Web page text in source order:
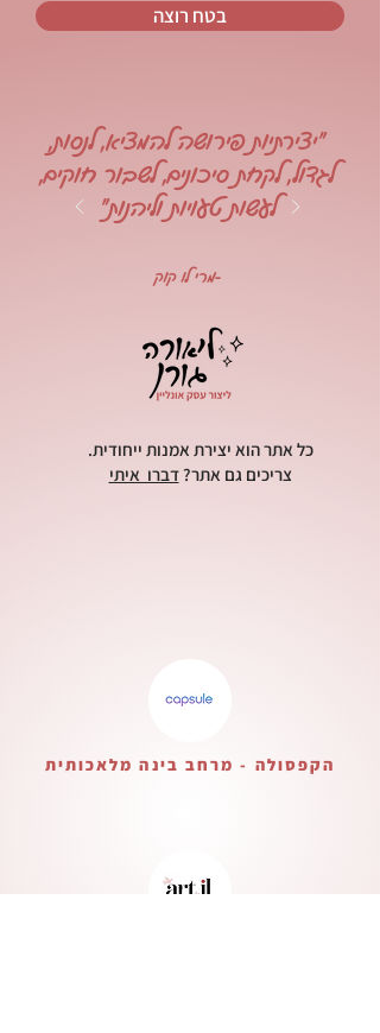
בטח רוצה
כל אתר הוא יצירת אמנות ייחודית.
צריכים גם אתר?דברו איתי
"יצירתיות פירושה להמציא, לנסות,
לגדול, לקחת סיכונים, לשבור חוקים,
לעשות טעויות וליהנות"
-מרי לו קוק
הקפסולה - מרחב בינה מלאכותית